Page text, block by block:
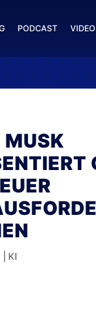
PODCAST
MUSK
KI